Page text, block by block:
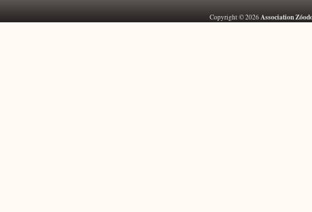
Copyright © 2026 Association